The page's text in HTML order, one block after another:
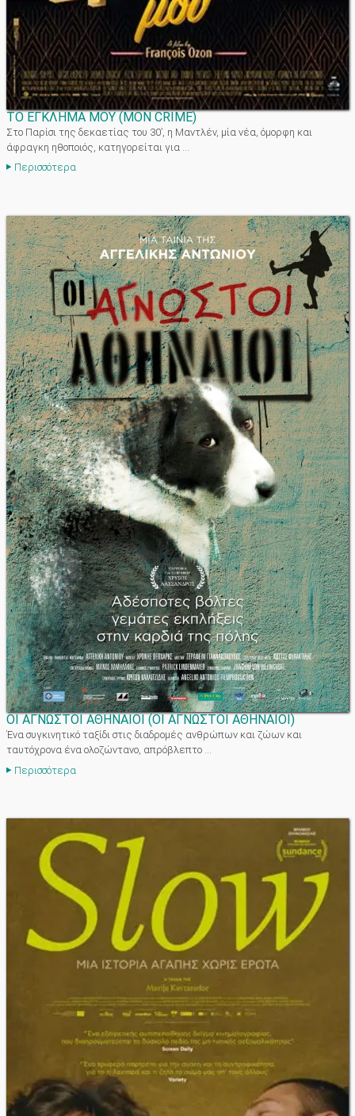
ΤΟ ΕΓΚΛΗΜΑ ΜΟΥ(MON CRIME)
Στο Παρίσι της δεκαετίας του 30’, η Mαντλέν, μία νέα, όμορφη και
άφραγκη ηθοποιός, κατηγορείται για ...
Περισσότερα
ΟΙ ΑΓΝΩΣΤΟΙ ΑΘΗΝΑΙΟΙ (ΟΙ ΑΓΝΩΣΤΟΙ ΑΘΗΝΑΙΟΙ )
Ένα συγκινητικό ταξίδι στις διαδρομές ανθρώπων και ζώων και
ταυτόχρονα ένα ολοζώντανο, απρόβλεπτο ...
Περισσότερα